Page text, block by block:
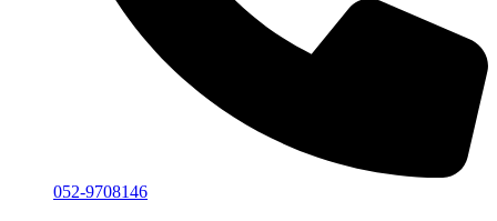
052-9708146